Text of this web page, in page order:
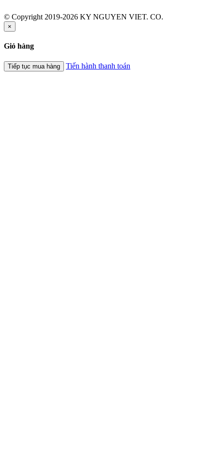
© Copyright 2019-2026 KY NGUYEN VIET. CO.
×
Giỏ hàng
Tiếp tục mua hàng Tiến hành thanh toán